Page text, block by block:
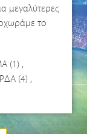
μεγαλύτερες
το
(1) ,
(4) ,